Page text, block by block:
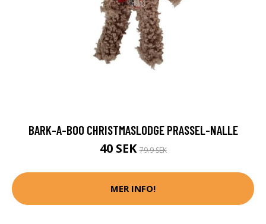
BARK-A-BOO CHRISTMASLODGE PRASSEL-NALLE
40 SEK79.9 SEK
MER INFO!